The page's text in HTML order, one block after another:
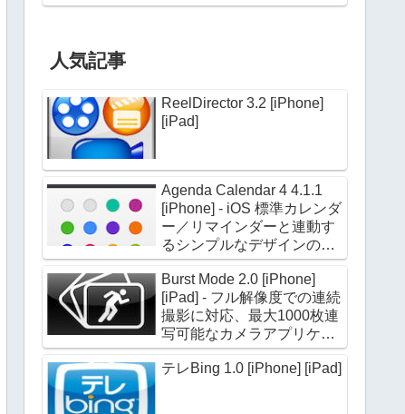
Sierra 対応版
人気記事
ReelDirector 3.2 [iPhone]
[iPad]
Agenda Calendar 4 4.1.1
[iPhone] - iOS 標準カレンダ
ー／リマインダーと連動す
るシンプルなデザインのカ
レンダーアプリケーション
Burst Mode 2.0 [iPhone]
[iPad] - フル解像度での連続
撮影に対応、最大1000枚連
写可能なカメラアプリケー
ション
テレBing 1.0 [iPhone] [iPad]